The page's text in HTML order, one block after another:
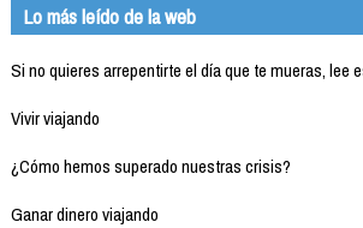
Lo más leído de la web
Si no quieres arrepentirte el día que te mueras, lee
Vivir viajando
¿Cómo hemos superado nuestras crisis?
Ganar dinero viajando